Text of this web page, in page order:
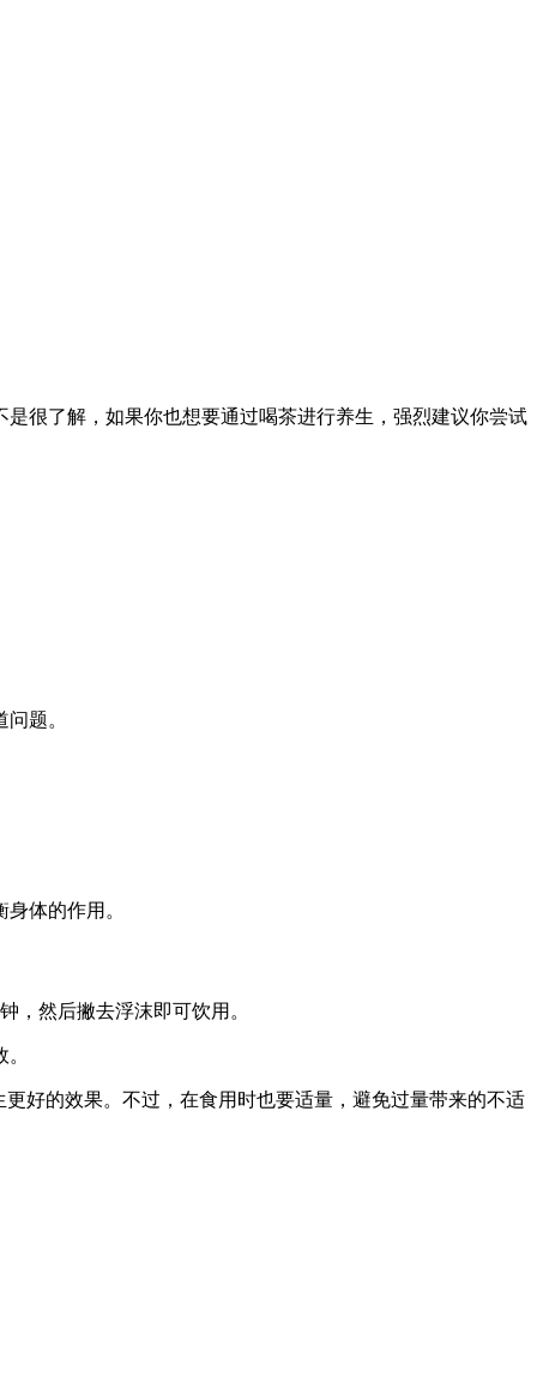
很了解，如果你也想要通过喝茶进行养生，强烈建议你尝试
题。
体的作用。
，然后撇去浮沫即可饮用。
好的效果。不过，在食用时也要适量，避免过量带来的不适